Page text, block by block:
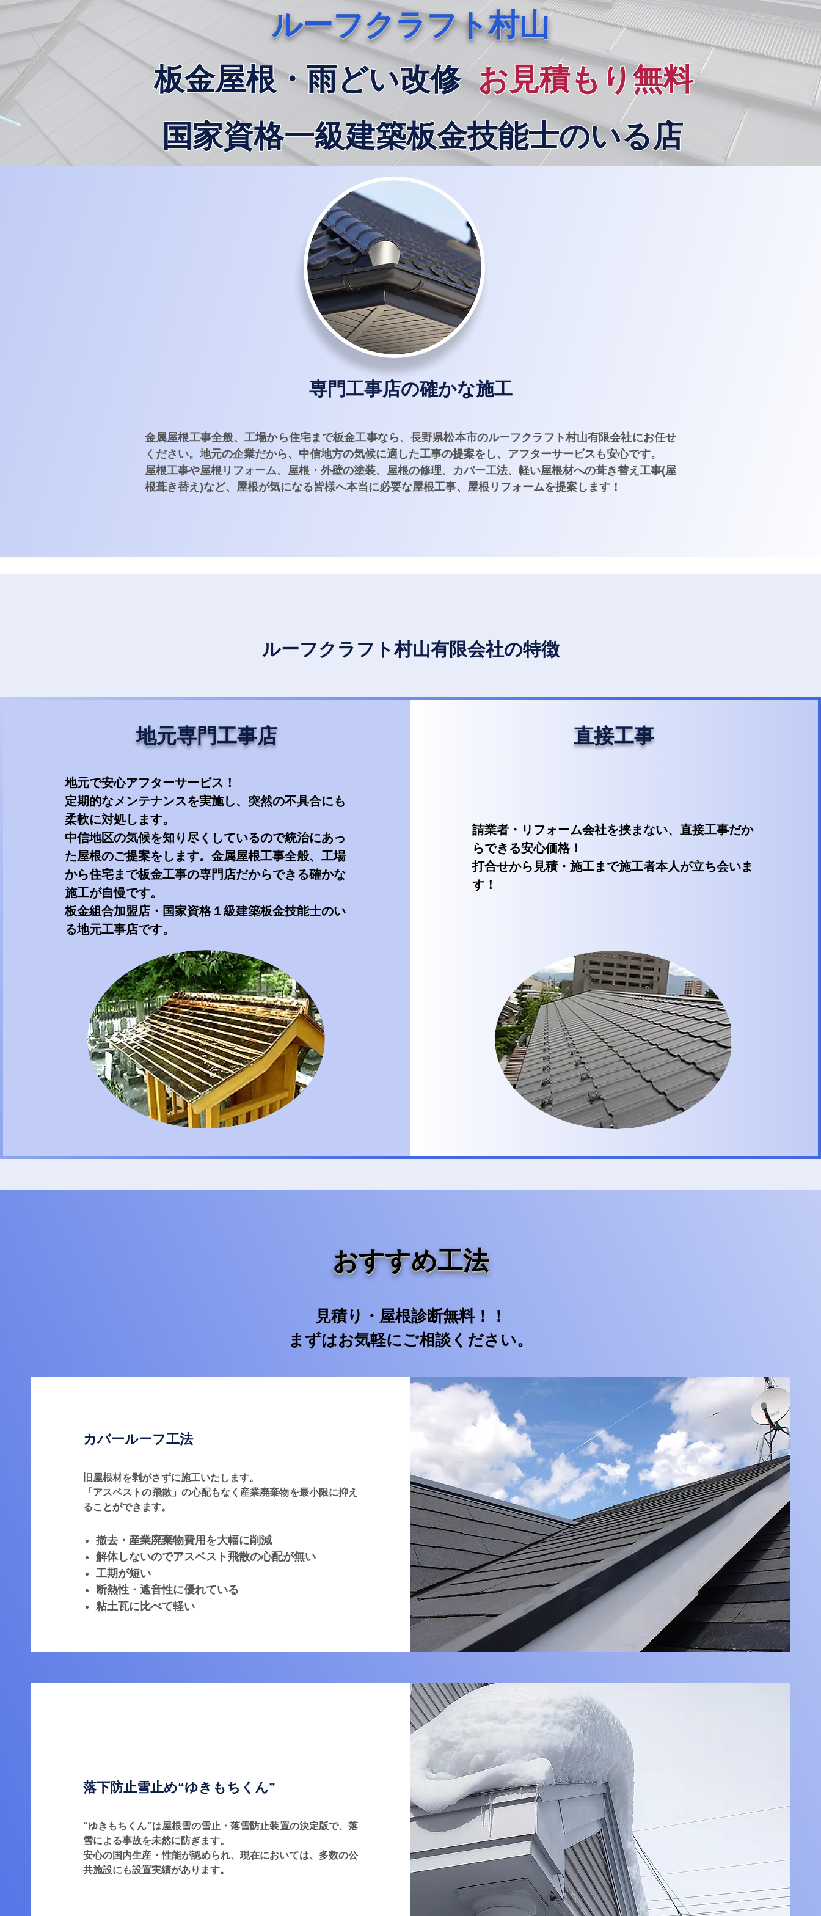
ルーフクラフト村山
お見積もり無料
板金屋根・雨どい改修
国家資格一級建築板金技能士のいる店
専門工事店の確かな施工
金属屋根工事全般、工場から住宅まで板金工事なら、長野県松本市のルーフクラフト村山有限会社にお任せ
ください。地元の企業だから、中信地方の気候に適した工事の提案をし、アフターサービスも安心です。
屋根工事や屋根リフォーム、屋根・外壁の塗装、屋根の修理、カバー工法、軽い屋根材への葺き替え工事(屋
根葺き替え)など、屋根が気になる皆様へ本当に必要な屋根工事、屋根リフォームを提案します！
ルーフクラフト村山有限会社の特徴
地元専門工事店
地元で安心アフターサービス！
定期的なメンテナンスを実施し、突然の不具合にも
柔軟に対処します。
中信地区の気候を知り尽くしているので統治にあっ
た屋根のご提案をします。金属屋根工事全般、工場
から住宅まで板金工事の専門店だからできる確かな
施工が自慢です。
板金組合加盟店・国家資格１級建築板金技能士のい
る地元工事店です。
直接工事
請業者・リフォーム会社を挟まない、 直接工事だか
らできる安心価格！
打合せから見積・施工まで施工者本人が立ち会いま
す！
おすすめ工法
見積り・屋根診断無料！！
まずはお気軽にご相談ください。
カバールーフ工法
旧屋根材を剥がさずに施工いたします。
「アスベストの飛散」の心配もなく産業廃棄物を最小限に抑え
ることができます。
撤去・産業廃棄物費用を大幅に削減
解体しないのでアスベスト飛散の心配が無い
工期が短い
断熱性・遮音性に優れている
粘土瓦に比べて軽い
落下防止雪止め“ゆきもちくん”
“ゆきもちくん”は屋根雪の雪止・落雪防止装置の決定版で、落
雪による事故を未然に防ぎます。
安心の国内生産・性能が認められ、現在においては、多数の公
共施設にも設置実績があります。